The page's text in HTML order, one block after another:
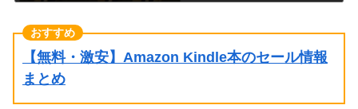
【無料・激安】Amazon Kindle本のセール情報
まとめ